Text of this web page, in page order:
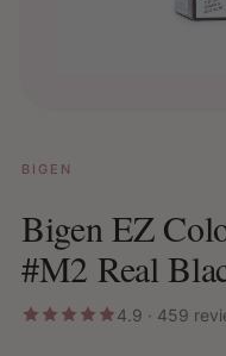
BIGEN
Bigen EZ
#M2 Real
4.9 · 459